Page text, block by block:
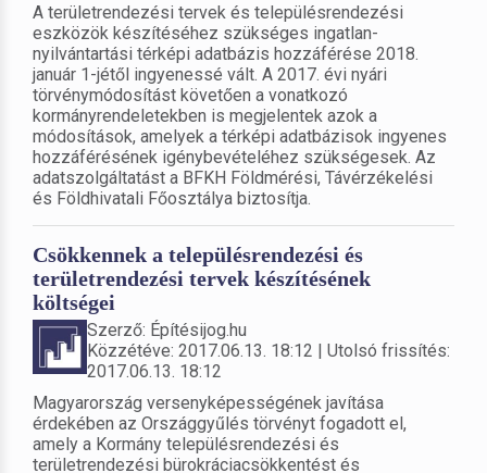
A területrendezési tervek és településrendezési
eszközök készítéséhez szükséges ingatlan-
nyilvántartási térképi adatbázis hozzáférése 2018.
január 1-jétől ingyenessé vált. A 2017. évi nyári
törvénymódosítást követően a vonatkozó
kormányrendeletekben is megjelentek azok a
módosítások, amelyek a térképi adatbázisok ingyenes
hozzáférésének igénybevételéhez szükségesek. Az
adatszolgáltatást a BFKH Földmérési, Távérzékelési
és Földhivatali Főosztálya biztosítja.
Csökkennek a településrendezési és
területrendezési tervek készítésének
költségei
Szerző: Építésijog.hu
Közzétéve: 2017.06.13. 18:12 | Utolsó frissítés:
2017.06.13. 18:12
Magyarország versenyképességének javítása
érdekében az Országgyűlés törvényt fogadott el,
amely a Kormány településrendezési és
területrendezési bürokráciacsökkentést és